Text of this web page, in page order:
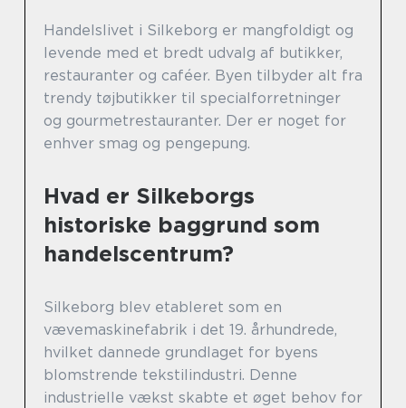
Handelslivet i Silkeborg er mangfoldigt og
levende med et bredt udvalg af butikker,
restauranter og caféer. Byen tilbyder alt fra
trendy tøjbutikker til specialforretninger
og gourmetrestauranter. Der er noget for
enhver smag og pengepung.
Hvad er Silkeborgs
historiske baggrund som
handelscentrum?
Silkeborg blev etableret som en
vævemaskinefabrik i det 19. århundrede,
hvilket dannede grundlaget for byens
blomstrende tekstilindustri. Denne
industrielle vækst skabte et øget behov for